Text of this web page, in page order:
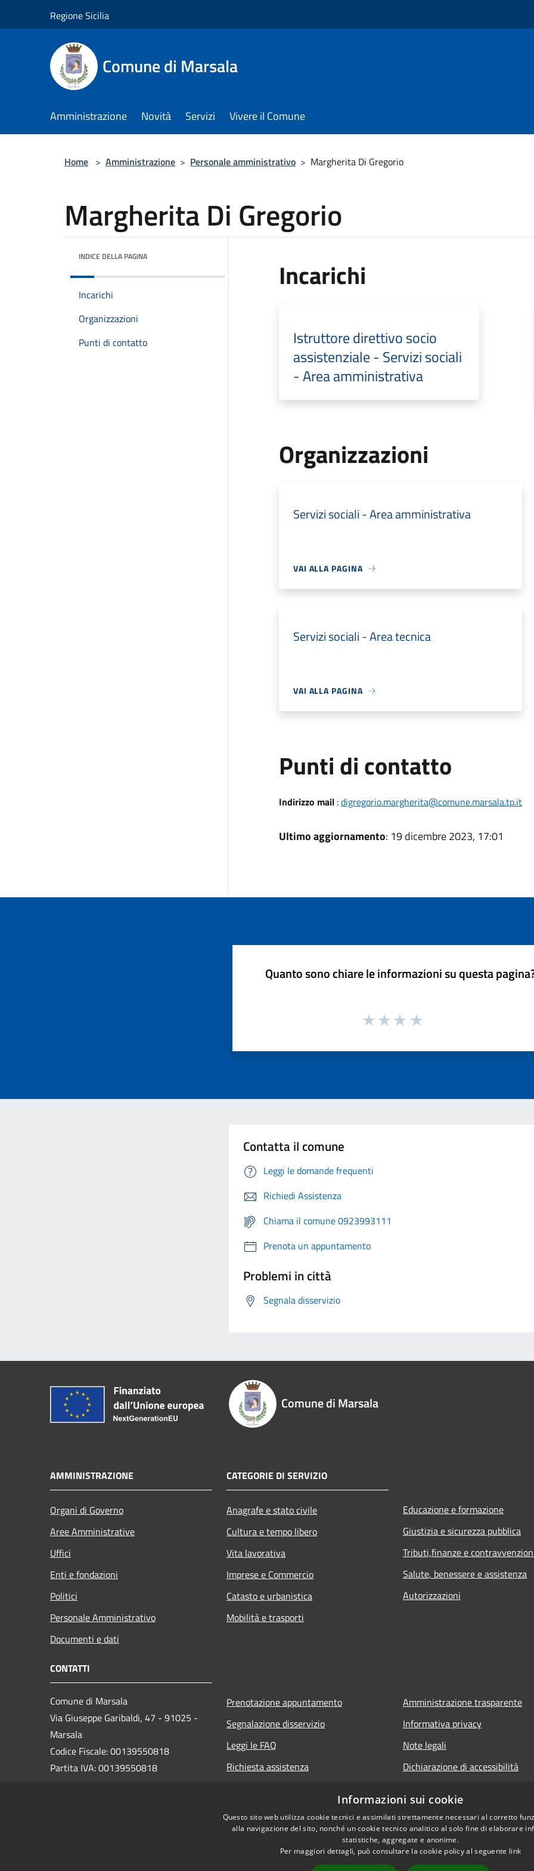
Regione Sicilia
Comune di Marsala
Amministrazione Novità Servizi Vivere il Comune
Home > Amministrazione > Personale amministrativo > Margherita Di Gregorio
Margherita Di Gregorio
INDICE DELLA PAGINA
Incarichi
Organizzazioni
Punti di contatto
Incarichi
Istruttore direttivo socio
assistenziale - Servizi sociali
- Area amministrativa
Organizzazioni
Servizi sociali - Area amministrativa
VAI ALLA PAGINA
Servizi sociali - Area tecnica
VAI ALLA PAGINA
Punti di contatto
Indirizzo mail:digregorio.margherita@comune.marsala.tp.it
Ultimo aggiornamento: 19 dicembre 2023, 17:01
Quanto sono chiare le informazioni su questa
Contatta il comune
Leggi le domande frequenti
Richiedi Assistenza
Chiama il comune 0923993111
Prenota un appuntamento
Problemi in città
Segnala disservizio
Comune di Marsala
AMMINISTRAZIONE
Organi di Governo
Aree Amministrative
Uffici
Enti e fondazioni
Politici
Personale Amministrativo
Documenti e dati
CATEGORIE DI SERVIZIO
Anagrafe e stato civile
Cultura e tempo libero
Vita lavorativa
Imprese e Commercio
Catasto e urbanistica
Mobilità e trasporti
Educazione e formazione
Giustizia e sicurezza pubblica
Tributi,finanze e
Salute, benessere e assistenza
Autorizzazioni
CONTATTI
Comune di Marsala
Via Giuseppe Garibaldi, 47 - 91025 -
Marsala
Codice Fiscale: 00139550818
Partita IVA: 00139550818
Prenotazione appuntamento
Segnalazione disservizio
Leggi le FAQ
Richiesta assistenza
Amministrazione trasparente
Informativa privacy
Note legali
Dichiarazione di accessibilità
Informazioni sui cookie
Questo sito web utilizza cookie tecnici e assimilati strettamente necessari al corretto
alla navigazione del sito, nonché un cookie tecnico analitico al solo fine di elaborare
statistiche, aggregate e anonime.
Per maggiori dettagli, può consultare la cookie policy al seguente link